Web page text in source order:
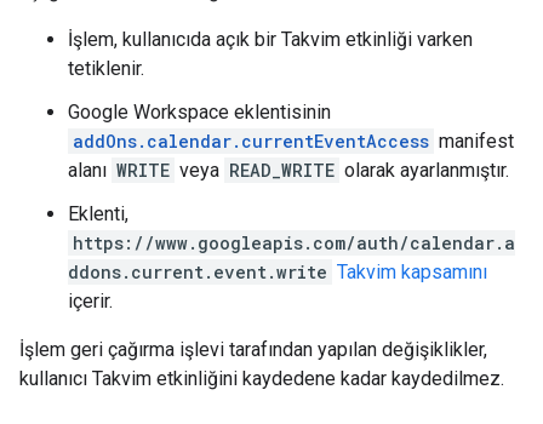
İşlem, kullanıcıda açık bir Takvim etkinliği varken
tetiklenir.
Google Workspace eklentisinin
addOns.calendar.currentEventAccess manifest
alanı WRITE veya READ_WRITE olarak ayarlanmıştır.
Eklenti,
https://www.googleapis.com/auth/calendar.a
ddons.current.event.write Takvim kapsamını
içerir.
İşlem geri çağırma işlevi tarafından yapılan değişiklikler,
kullanıcı Takvim etkinliğini kaydedene kadar kaydedilmez.